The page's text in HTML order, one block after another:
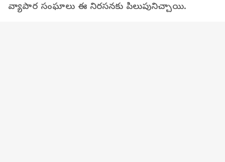
వ్యాపార సంఘాలు ఈ నిరసనకు పిలుపునిచ్చాయి.